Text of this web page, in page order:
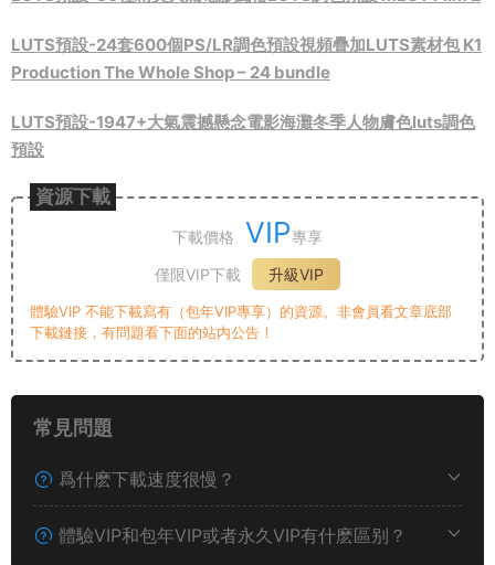
LUTS預設-24套600個PS/LR調色預設視頻疊加LUTS素材包 K1
Production The Whole Shop – 24 bundle
LUTS預設-1947+大氣震撼懸念電影海灘冬季人物膚色luts調色
預設
資源下載
下載價格 VIP專享
僅限VIP下載
升級VIP
體驗VIP 不能下載寫有（包年VIP專享）的資源。非會員看文章底部
下載鏈接，有問題看下面的站内公告！
常見問題
爲什麽下載速度很慢？
體驗VIP和包年VIP或者永久VIP有什麽區别？